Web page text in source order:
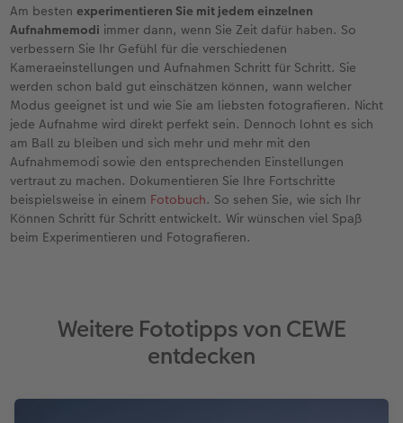
Am bestenexperimentieren Sie mit jedem einzelnen
Aufnahmemodi immer dann, wenn Sie Zeit dafür haben. So
verbessern Sie Ihr Gefühl für die verschiedenen
Kameraeinstellungen und Aufnahmen Schritt für Schritt. Sie
werden schon bald gut einschätzen können, wann welcher
Modus geeignet ist und wie Sie am liebsten fotografieren. Nicht
jede Aufnahme wird direkt perfekt sein. Dennoch lohnt es sich
am Ball zu bleiben und sich mehr und mehr mit den
Aufnahmemodi sowie den entsprechenden Einstellungen
vertraut zu machen. Dokumentieren Sie Ihre Fortschritte
beispielsweise in einem Fotobuch. So sehen Sie, wie sich Ihr
Können Schritt für Schritt entwickelt. Wir wünschen viel Spaß
beim Experimentieren und Fotografieren.
Weitere Fototipps von CEWE
entdecken